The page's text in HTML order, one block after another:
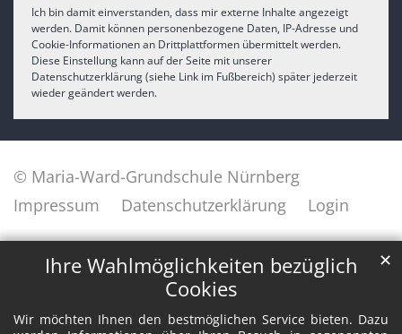
Ihre Wahlmöglichkeiten bezüglich
Cookies
Wir möchten Ihnen den bestmöglichen Service bieten. Dazu
✕
Ich bin damit einverstanden, dass mir externe Inhalte angezeigt
werden. Damit können personenbezogene Daten, IP-Adresse und
Cookie-Informationen an Drittplattformen übermittelt werden.
Diese Einstellung kann auf der Seite mit unserer
Datenschutzerklärung (siehe Link im Fußbereich) später jederzeit
wieder geändert werden.
© Maria-Ward-Grundschule Nürnberg
Impressum
Datenschutzerklärung Login